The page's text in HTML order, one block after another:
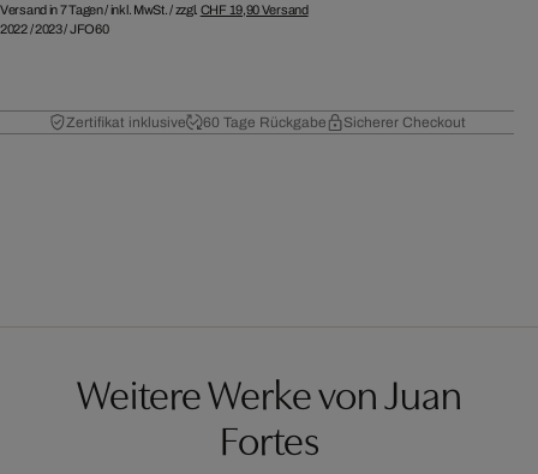
Versand in 7 Tagen /inkl. MwSt. / zzgl. CHF 19,90Versand
2022/2023/JFO60
Zertifikat inklusive 60 Tage Rückgabe Sicherer Checkout
Weitere Werke von Juan
Fortes